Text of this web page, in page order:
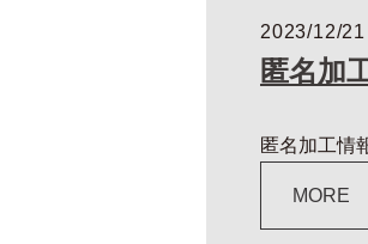
2023/12/21
匿名加
匿名加工情
MORE